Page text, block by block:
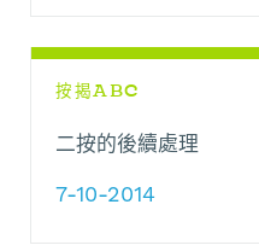
按揭ABC
二按的後續處理
7-10-2014